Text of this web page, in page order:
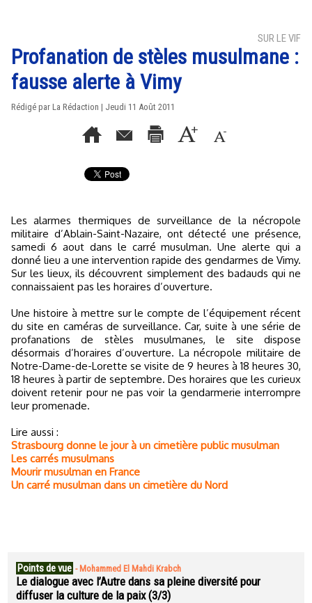
SUR LE VIF
Profanation de stèles musulmane :
fausse alerte à Vimy
Rédigé par La Rédaction | Jeudi 11 Août 2011
Les alarmes thermiques de surveillance de la nécropole
militaire d’Ablain-Saint-Nazaire, ont détecté une présence,
samedi 6 aout dans le carré musulman. Une alerte qui a
donné lieu a une intervention rapide des gendarmes de Vimy.
Sur les lieux, ils découvrent simplement des badauds qui ne
connaissaient pas les horaires d’ouverture.
Une histoire à mettre sur le compte de l’équipement récent
du site en caméras de surveillance. Car, suite à une série de
profanations de stèles musulmanes, le site dispose
désormais d’horaires d’ouverture. La nécropole militaire de
Notre-Dame-de-Lorette se visite de 9 heures à 18 heures 30,
18 heures à partir de septembre. Des horaires que les curieux
doivent retenir pour ne pas voir la gendarmerie interrompre
leur promenade.
Lire aussi :
Strasbourg donne le jour à un cimetière public musulman
Les carrés musulmans
Mourir musulman en France
Un carré musulman dans un cimetière du Nord
Points de vue - Mohammed El Mahdi Krabch
Le dialogue avec l’Autre dans sa pleine diversité pour
diffuser la culture de la paix (3/3)